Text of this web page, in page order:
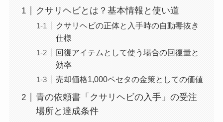
クサリヘビとは？基本情報と使い道
クサリヘビの正体と入手時の自動毒抜き
仕様
回復アイテムとして使う場合の回復量と
効率
売却価格1,000ペセタの金策としての価値
青の依頼書「クサリヘビの入手」の受注
場所と達成条件